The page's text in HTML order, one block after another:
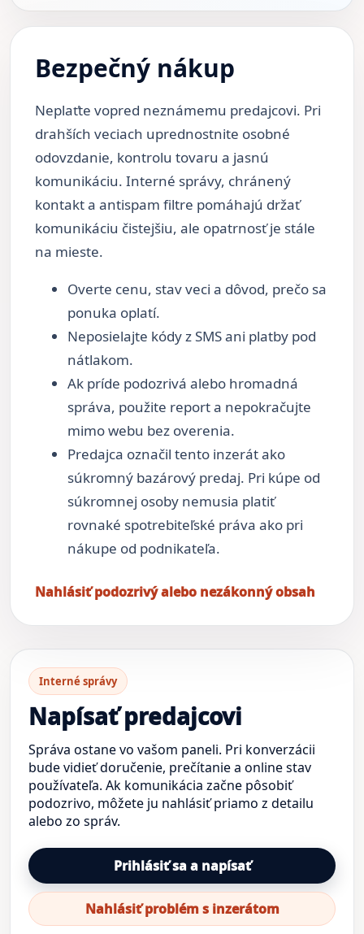
Bezpečný nákup
Neplaťte vopred neznámemu predajcovi. Pri
drahších veciach uprednostnite osobné
odovzdanie, kontrolu tovaru a jasnú
komunikáciu. Interné správy, chránený
kontakt a antispam filtre pomáhajú držať
komunikáciu čistejšiu, ale opatrnosť je stále
na mieste.
Overte cenu, stav veci a dôvod, prečo sa
ponuka oplatí.
Neposielajte kódy z SMS ani platby pod
nátlakom.
Ak príde podozrivá alebo hromadná
správa, použite report a nepokračujte
mimo webu bez overenia.
Predajca označil tento inzerát ako
súkromný bazárový predaj. Pri kúpe od
súkromnej osoby nemusia platiť
rovnaké spotrebiteľské práva ako pri
nákupe od podnikateľa.
Nahlásiť podozrivý alebo nezákonný obsah
Interné správy
Napísať predajcovi
Správa ostane vo vašom paneli. Pri konverzácii
bude vidieť doručenie, prečítanie a online stav
používateľa. Ak komunikácia začne pôsobiť
podozrivo, môžete ju nahlásiť priamo z detailu
alebo zo správ.
Prihlásiť sa a napísať
Nahlásiť problém s inzerátom